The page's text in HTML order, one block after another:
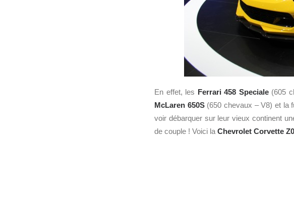
En effet, les Ferrari 458 Speciale(605
McLaren 650S(650 chevaux – V8) et la
voir débarquer sur leur vieux continent
de couple ! Voici la Chevrolet Corvette